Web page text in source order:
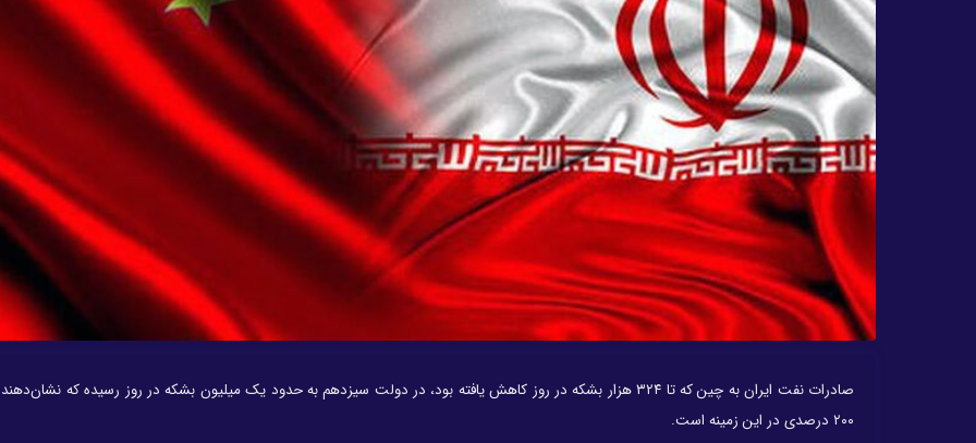
صادرات نفت ایران به چین که تا ۳۲۴ هزار بشکه در روز کاهش یافته بود، در دولت سیزدهم به حدود یک میلیون بشکه در روز رسیده که
۲۰۰ درصدی در این زمینه است.